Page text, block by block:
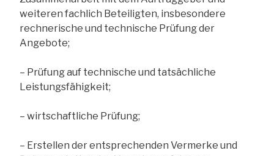
weiteren fachlich Beteiligten, insbesondere
rechnerische und technische Prüfung der
Angebote;
– Prüfung auf technische und tatsächliche
Leistungsfähigkeit;
– wirtschaftliche Prüfung;
– Erstellen der entsprechenden Vermerke und